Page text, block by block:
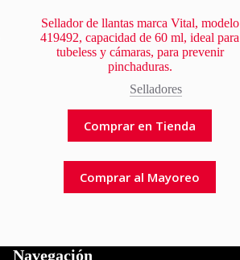
Sellador de llantas marca Vital, modelo
419492, capacidad de 60 ml, ideal para
tubeless y cámaras, para prevenir
pinchaduras.
Selladores
Comprar en Tienda
Comprar al Mayoreo
Navegación